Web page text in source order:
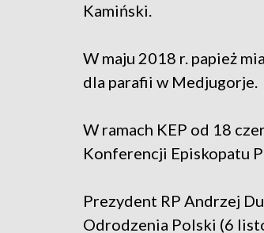
Kamiński.
W maju 2018 r. papież
dla parafii w Medjugorje.
W ramach KEP od 18
Konferencji Episkopatu
Prezydent RP Andrzej
Odrodzenia Polski (6